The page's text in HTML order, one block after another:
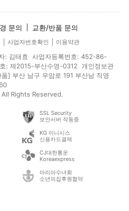
문의 교환/반품 문의
사업자번호확인 이용약관
: 김태효 사업자등록번호: 452-86-
: 제2015-부산수영-0312 개인정보관
] 부산 남구 우암로 191 부산남 직영
Rights Reserved.
SSL Security
보안서버 작동중
KG 이니시스
신용카드결제
CJ대한통운
Koreaexpress
마리아수녀회
소년의집후원협약